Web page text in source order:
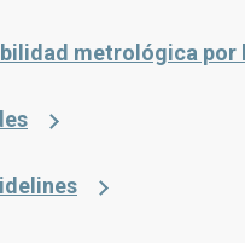
metrológica